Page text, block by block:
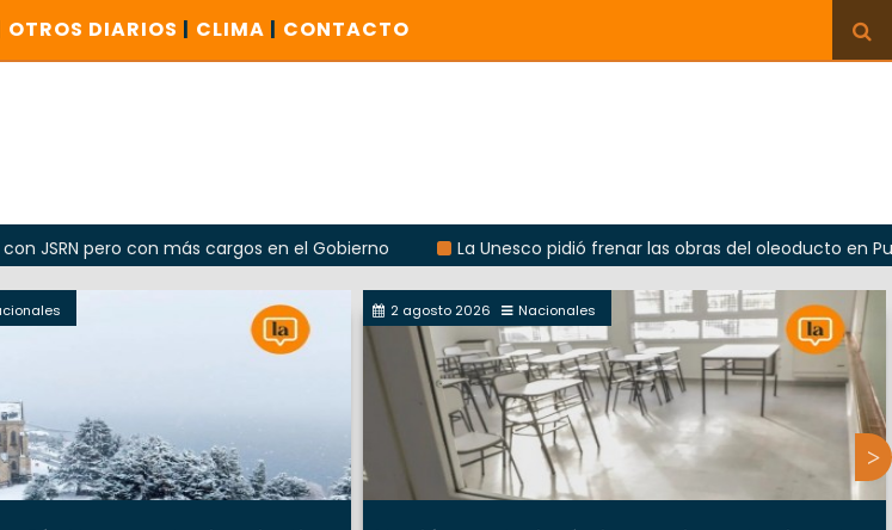
OTROS DIARIOS | CLIMA | CONTACTO
pero con más cargos en el Gobierno
La Unesco pidió frenar las obras del oleoducto en Punta
2 agosto 2026 Nacionales